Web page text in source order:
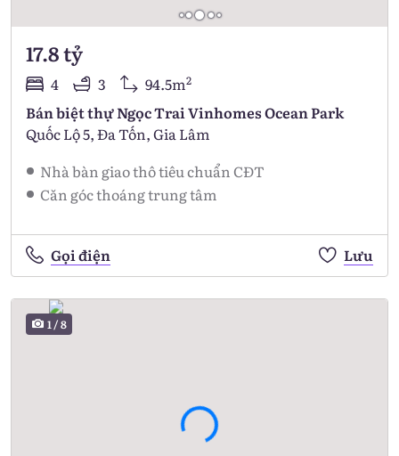
17.8 tỷ
4 3 94.5m2
Bán biệt thự Ngọc Trai Vinhomes Ocean Park
Quốc Lộ 5, Đa Tốn, Gia Lâm
Nhà bàn giao thô tiêu chuẩn CĐT
Căn góc thoáng trung tâm
Gọi điện Lưu
1/8